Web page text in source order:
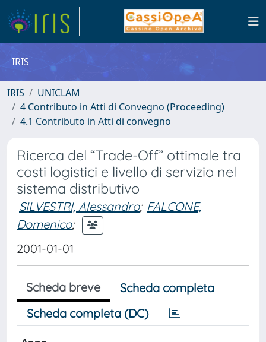
IRIS
IRIS
UNICLAM
4 Contributo in Atti di Convegno (Proceeding)
4.1 Contributo in Atti di convegno
Ricerca del “Trade-Off” ottimale tra
costi logistici e livello di servizio nel
sistema distributivo
SILVESTRI, Alessandro; FALCONE,
Domenico;
2001-01-01
Scheda breve
Scheda completa
Scheda completa (DC)